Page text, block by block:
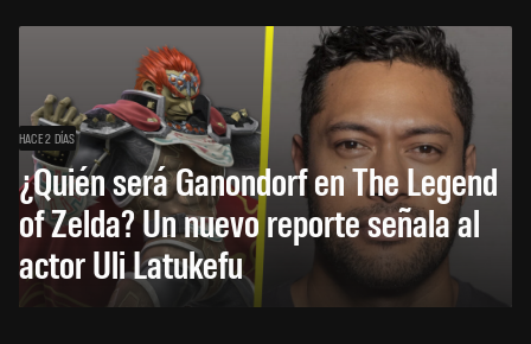
HACE 2 DÍAS
¿Quién será Ganondorf en The Legend
of Zelda? Un nuevo reporte señala al
actor Uli Latukefu